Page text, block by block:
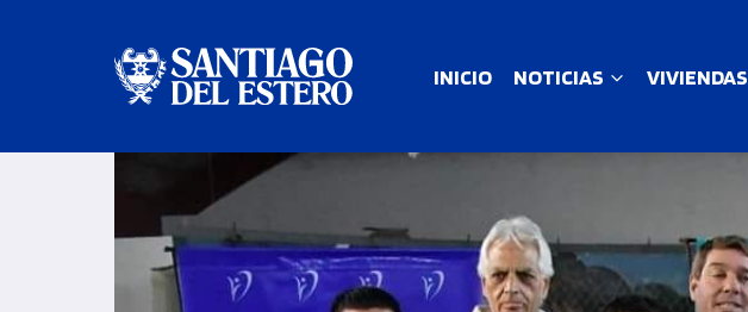
INICIO NOTICIAS VIVIENDAS